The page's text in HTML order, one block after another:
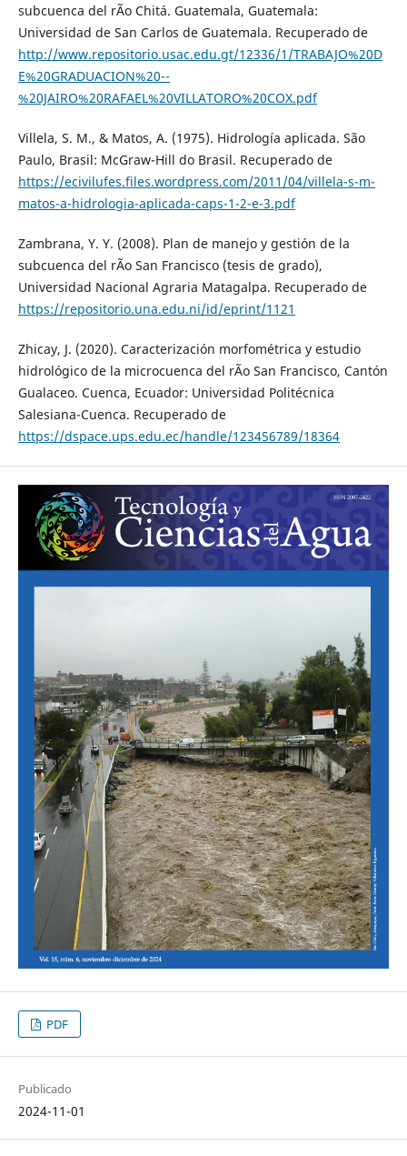
subcuenca del rÃ­o Chitá. Guatemala, Guatemala:
Universidad de San Carlos de Guatemala. Recuperado de
http://www.repositorio.usac.edu.gt/12336/1/TRABAJO%20D
E%20GRADUACION%20--
%20JAIRO%20RAFAEL%20VILLATORO%20COX.pdf
Villela, S. M., & Matos, A. (1975). Hidrología aplicada. São
Paulo, Brasil: McGraw-Hill do Brasil. Recuperado de
https://ecivilufes.files.wordpress.com/2011/04/villela-s-m-
matos-a-hidrologia-aplicada-caps-1-2-e-3.pdf
Zambrana, Y. Y. (2008). Plan de manejo y gestión de la
subcuenca del rÃ­o San Francisco (tesis de grado),
Universidad Nacional Agraria Matagalpa. Recuperado de
https://repositorio.una.edu.ni/id/eprint/1121
Zhicay, J. (2020). Caracterización morfométrica y estudio
hidrológico de la microcuenca del rÃ­o San Francisco, Cantón
Gualaceo. Cuenca, Ecuador: Universidad Politécnica
Salesiana-Cuenca. Recuperado de
https://dspace.ups.edu.ec/handle/123456789/18364
PDF
Publicado
2024-11-01